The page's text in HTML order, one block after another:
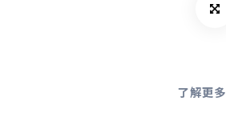
了解更多